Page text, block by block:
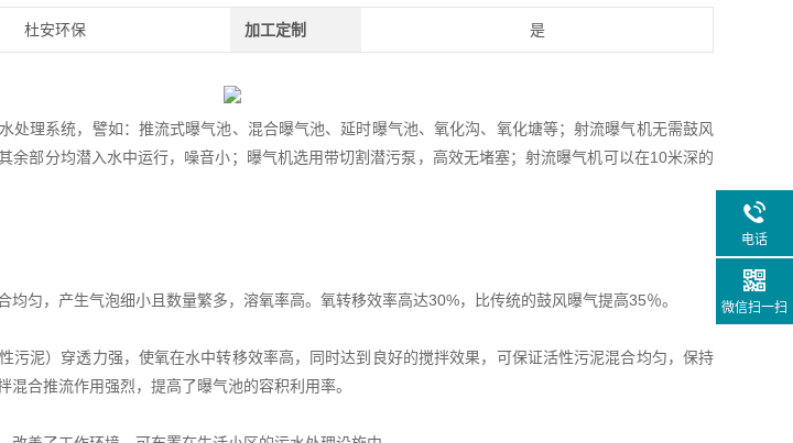
杜安环保 加工定制 是
处理系统，譬如：推流式曝气池、混合曝气池、延时曝气池、氧化沟、氧化塘等；射流曝气机无需鼓风
余部分均潜入水中运行，噪音小；曝气机选用带切割潜污泵，高效无堵塞；射流曝气机可以在10米深的
均匀，产生气泡细小且数量繁多，溶氧率高。氧转移效率高达30%，比传统的鼓风曝气提高35％。
污泥）穿透力强，使氧在水中转移效率高，同时达到良好的搅拌效果，可保证活性污泥混合均匀，保持
合推流作用强烈，提高了曝气池的容积利用率。
电话
微信扫一扫